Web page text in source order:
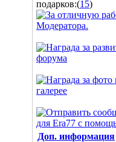
подарков:(15)
Доп. информация